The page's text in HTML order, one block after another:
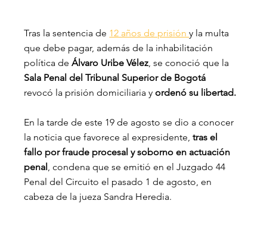
Tras la sentencia de 12 años de prisión y la multa
que debe pagar, además de la inhabilitación
política de Álvaro Uribe Vélez , se conoció que la
Sala Penal del Tribunal Superior de Bogotá
revocó la prisión domiciliaria y ordenó su libertad.
En la tarde de este 19 de agosto se dio a conocer
la noticia que favorece al expresidente, tras el
fallo por fraude procesal y soborno en actuación
penal , condena que se emitió en el Juzgado 44
Penal del Circuito el pasado 1 de agosto, en
cabeza de la jueza Sandra Heredia.